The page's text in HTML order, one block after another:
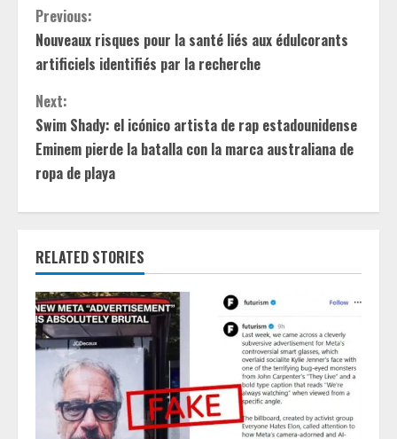
C
o
n
t
i
n
u
e
R
e
Previous:
Nouveaux risques pour la santé liés aux édulcorants
artificiels identifiés par la recherche
Next:
Swim Shady: el icónico artista de rap estadounidense
Eminem pierde la batalla con la marca australiana de
ropa de playa
RELATED STORIES